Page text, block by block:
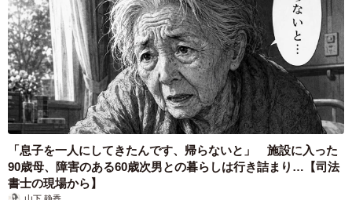
「息子を一人にしてきたんです、帰らないと」 施設に入った
90歳母、障害のある60歳次男との暮らしは行き詰まり…【司法
書士の現場から】
山下 静香